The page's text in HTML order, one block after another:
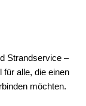
Strandservice –
für alle, die einen
möchten.